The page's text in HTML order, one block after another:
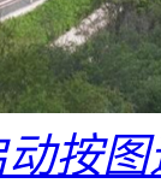
按